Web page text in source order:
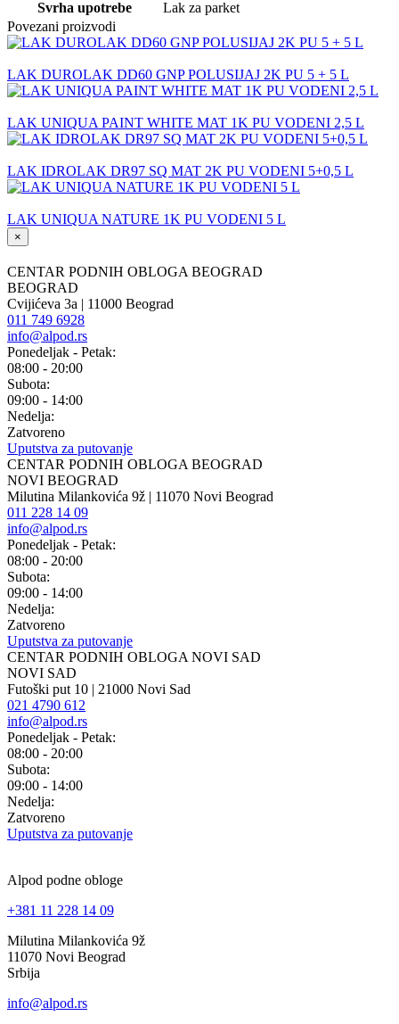
Svrha upotrebe
Lak za parket
Povezani proizvodi
LAK DUROLAK DD60 GNP POLUSIJAJ 2K PU 5 + 5 L
LAK UNIQUA PAINT WHITE MAT 1K PU VODENI 2,5 L
LAK IDROLAK DR97 SQ MAT 2K PU VODENI 5+0,5 L
LAK UNIQUA NATURE 1K PU VODENI 5 L
×
CENTAR PODNIH OBLOGA BEOGRAD
BEOGRAD
Cvijićeva 3a | 11000 Beograd
011 749 6928
info@alpod.rs
Ponedeljak - Petak:
08:00 - 20:00
Subota:
09:00 - 14:00
Nedelja:
Zatvoreno
Uputstva za putovanje
CENTAR PODNIH OBLOGA BEOGRAD
NOVI BEOGRAD
Milutina Milankovića 9ž | 11070 Novi Beograd
011 228 14 09
info@alpod.rs
Ponedeljak - Petak:
08:00 - 20:00
Subota:
09:00 - 14:00
Nedelja:
Zatvoreno
Uputstva za putovanje
CENTAR PODNIH OBLOGA NOVI SAD
NOVI SAD
Futoški put 10 | 21000 Novi Sad
021 4790 612
info@alpod.rs
Ponedeljak - Petak:
08:00 - 20:00
Subota:
09:00 - 14:00
Nedelja:
Zatvoreno
Uputstva za putovanje
Alpod podne obloge
+381 11 228 14 09
Milutina Milankovića 9ž
11070 Novi Beograd
Srbija
info@alpod.rs